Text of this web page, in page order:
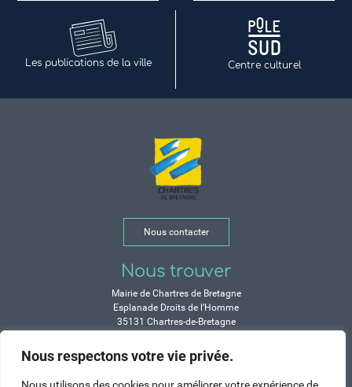
Nous respectons votre vie privée.
Les publications de la ville Centre culturel
Nous contacter
Nous trouver
Mairie de Chartres de Bretagne
Esplanade Droits de l’Homme
35131 Chartres-de-Bretagne
Horaires